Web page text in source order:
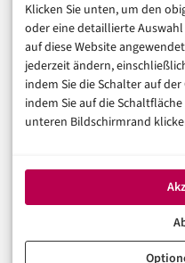
Klicken Sie unten, um den
oder eine detaillierte
auf diese Website
jederzeit ändern,
indem Sie die Schalter auf
indem Sie auf die
unteren Bildschirmrand
Magazin
Unsere Redaktion
Werbeformate & Media Kit
Rechtliches
Datenschutzerklärung (EU)
Cookie-Richtlinie (EU)